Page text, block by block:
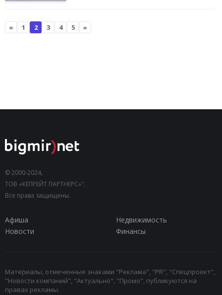
« 1 2 3 4 5 »
© 2000-2024,
ТОВ «КЕПРЕЙТ ПАРТНЕРС»".
Все права защищены.
Афиша
Недвижимость
Новости
Финансы
Материалы, отмеченные знаками "Реклама", "PR", "Спецпроект",
"Новости компаний", "Актуально", "Промо", публикуются на
правах рекламы.